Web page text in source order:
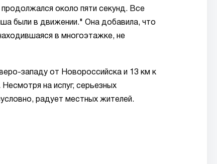
около пяти секунд. Все
были в движении." Она добавила, что
в многоэтажке, не
западу от Новороссийска и 13 км к
на испуг, серьезных
радует местных жителей.